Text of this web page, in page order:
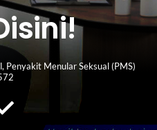
KAMI
, Penyakit Menular Seksual (PMS)